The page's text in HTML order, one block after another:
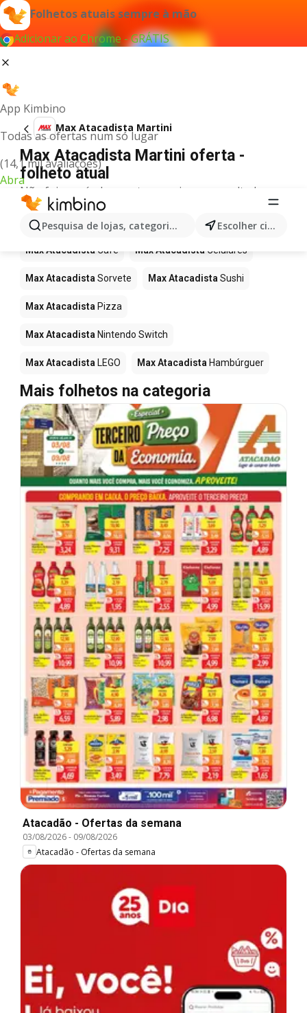
Folhetos atuais sempre à mão
Adicionar ao Chrome - GRÁTIS
App Kimbino
Todas as ofertas num só lugar
(14,1 mil avaliações)
Abra
Pesquisa de lojas, categorias,produtos... Escolher cidade
Max Atacadista Martini
Max Atacadista Martini oferta -
folheto atual
Não foi possível encontrar quaisquer resultados
para este termo.
Mais produtos em Max Atacadista
Max Atacadista Café Max Atacadista Celulares
Max Atacadista Sorvete Max Atacadista Sushi
Max Atacadista Pizza
Max Atacadista Nintendo Switch
Max Atacadista LEGO Max Atacadista Hambúrguer
Mais folhetos na categoria
Atacadão - Ofertas da semana
03/08/2026- 09/08/2026
Atacadão - Ofertas da semana